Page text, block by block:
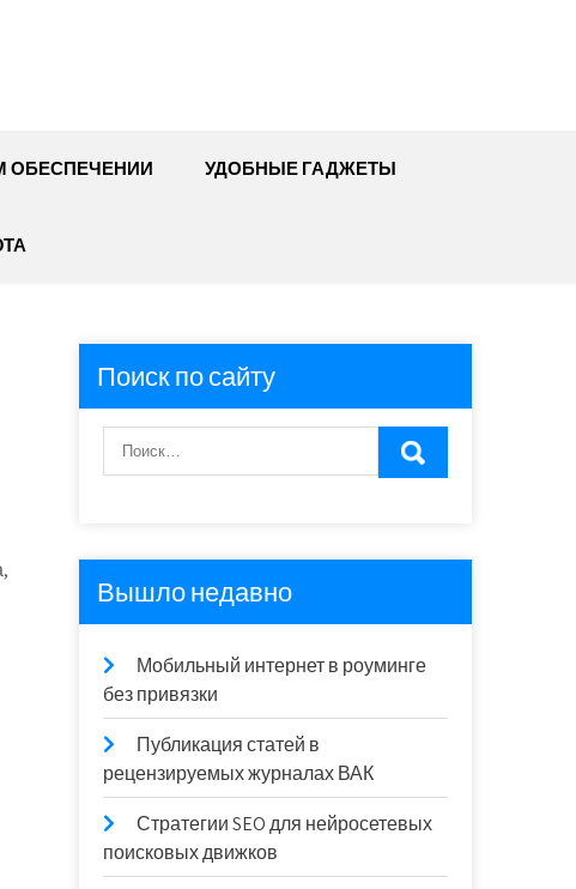
ОБЕСПЕЧЕНИИ УДОБНЫЕ ГАДЖЕТЫ
Поиск по сайту
Вышло недавно
Мобильный интернет в роуминге
без привязки
Публикация статей в
рецензируемых журналах ВАК
Стратегии SEO для нейросетевых
поисковых движков